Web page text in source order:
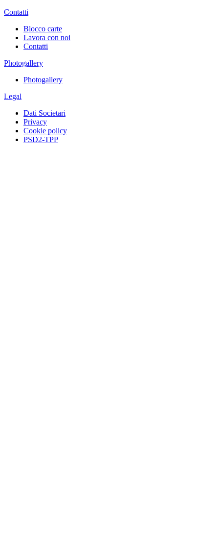
Contatti
Blocco carte
Lavora con noi
Contatti
Photogallery
Photogallery
Legal
Dati Societari
Privacy
Cookie policy
PSD2-TPP